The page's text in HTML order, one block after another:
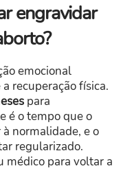
engravidar
emocional
recuperação física.
para
é o tempo que o
normalidade, e o
regularizado.
médico para voltar a